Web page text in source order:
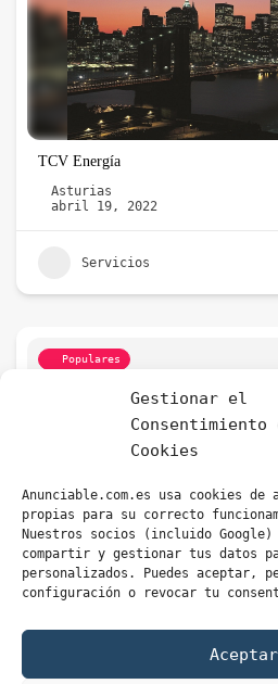
Gestionar el
Cookies
Anunciable.com.es usa cookies de
propias para su correcto
Nuestros socios (incluido Google)
compartir y gestionar tus datos
personalizados. Puedes aceptar,
configuración o revocar tu
Aceptar
TCV Energía
Asturias
abril 19, 2022
Servicios
Populares
TECNOGALLERY GIJÓN –
Informática